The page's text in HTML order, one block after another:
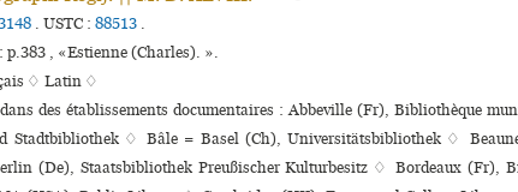
. USTC : 88513 .
p.383 , «Estienne (Charles). ».
♢ Latin ♢
des établissements documentaires : Abbeville (Fr), Bibliothèque
Stadtbibliothek ♢ Bâle = Basel (Ch), Universitätsbibliothek ♢
(De), Staatsbibliothek Preußischer Kulturbesitz ♢ Bordeaux (Fr),